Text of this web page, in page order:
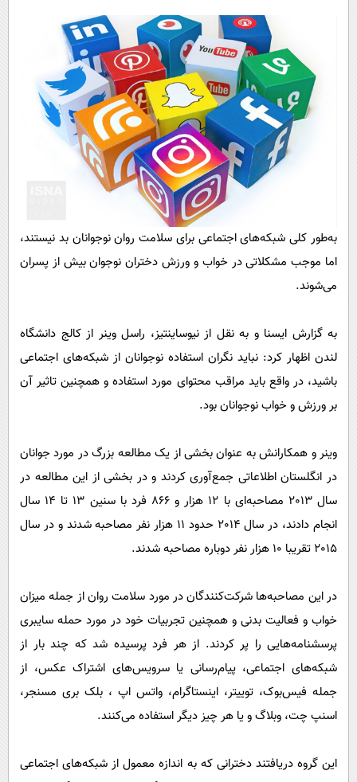
فناوری
گوناگون
حوادث
محیط زیست
سلامت
فرهنگی
بین الملل
اجتماعی
حیات وحش
روانشناسی
آشپزی
به‌طور کلی شبکه‌های اجتماعی برای سلامت روان نوجوانان بد نیستند،
اما موجب مشکلاتی در خواب و ورزش دختران نوجوان بیش از پسران
می‌شوند.
به گزارش ایسنا و به نقل از نیوساینتیز، راسل وینر از کالج دانشگاه
لندن اظهار کرد: نباید نگران استفاده نوجوانان از شبکه‌های اجتماعی
باشید، در واقع باید مراقب محتوای مورد استفاده و همچنین تاثیر آن
بر ورزش و خواب نوجوانان بود.
وینر و همکارانش به عنوان بخشی از یک مطالعه بزرگ در مورد جوانان
در انگلستان اطلاعاتی جمع‌آوری کردند و در بخشی از این مطالعه در
سال 2013 مصاحبه‌ای با 12 هزار و 866 فرد با سنین 13 تا 14 سال
انجام دادند، در سال 2014 حدود 11 هزار نفر مصاحبه شدند و در سال
2015 تقریبا 10 هزار نفر دوباره مصاحبه شدند.
در این مصاحبه‌ها شرکت‌کنندگان در مورد سلامت روان از جمله میزان
خواب و فعالیت بدنی و همچنین تجربیات خود در مورد حمله سایبری
پرسشنامه‌هایی را پر کردند. از هر فرد پرسیده شد که چند بار از
شبکه‌های اجتماعی، پیام‌رسانی یا سرویس‌های اشتراک عکس، از
جمله فیس‌بوک، توییتر، اینستاگرام، واتس اپ ، بلک بری مسنجر،
اسنپ چت، وبلاگ و یا هر چیز دیگر استفاده می‌کنند.
این گروه دریافتند دخترانی که به اندازه معمول از شبکه‌های اجتماعی